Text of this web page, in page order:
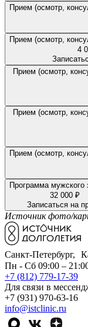
Прием (осмотр,
Прием (осмотр,
4
Прием (осмотр,
Прием (осмотр,
Прием (осмотр,
Программа мужского
32 000 ₽
Записаться на
Источник фото/
Санкт-Петербург,
Пн - Сб 09:00 –
+7 (812) 779-17-39
Для связи в
+7 (931) 970-63-16
info@istclinic.ru